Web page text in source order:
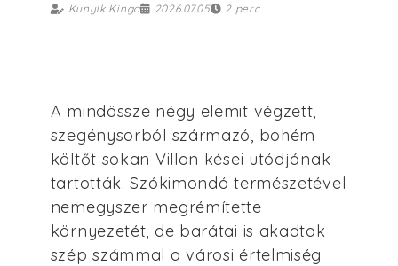
Kunyik Kinga
2026.07.05 2 perc
A mindössze négy elemit végzett,
szegénysorból származó, bohém
költőt sokan Villon kései utódjának
tartották. Szókimondó természetével
nemegyszer megrémítette
környezetét, de barátai is akadtak
szép számmal a városi értelmiség